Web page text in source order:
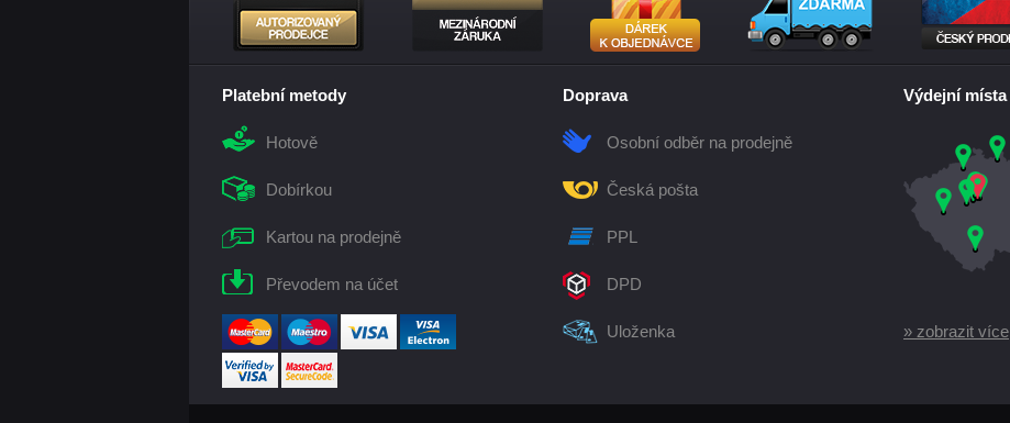
Platební metody
Hotově
Dobírkou
Kartou na prodejně
Převodem na účet
Doprava
Osobní odběr na prodejně
Česká pošta
PPL
DPD
Uloženka
Výdejní místa
» zobrazit více